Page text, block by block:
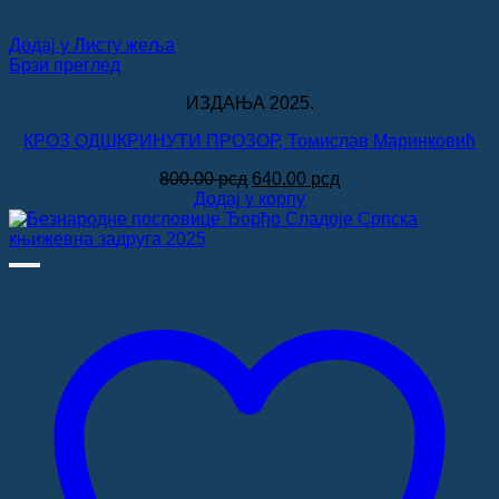
Додај у Листу жеља
Брзи преглед
ИЗДАЊА 2025.
КРОЗ ОДШКРИНУТИ ПРОЗОР, Томислав Маринковић
800.00рсд Оригинална
цена
је
640.00 рсд
је:
Додај у корпу